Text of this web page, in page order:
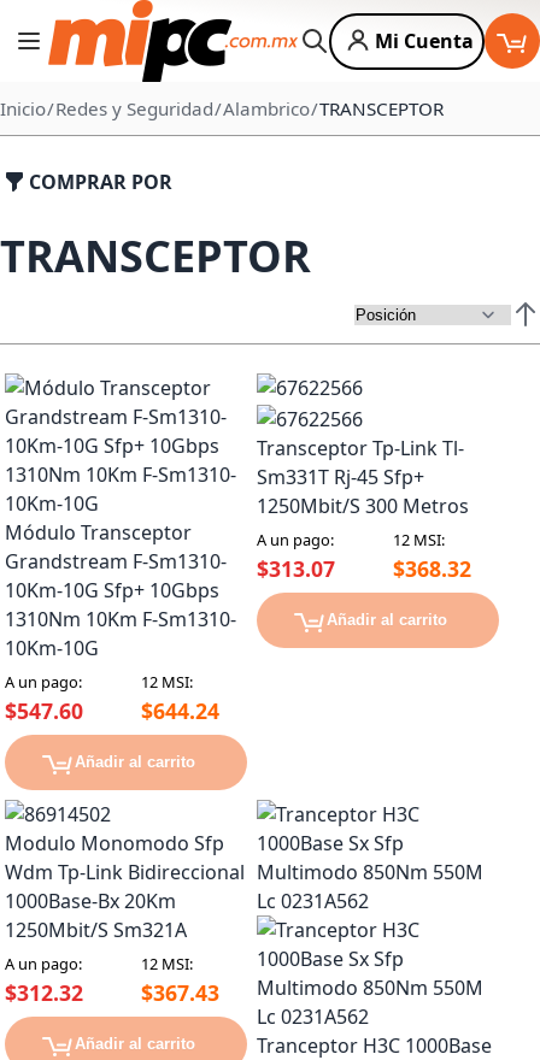
Cambiar Nav
Buscar
Mi Cuenta
Inicio Redes y Seguridad Alambrico TRANSCEPTOR
COMPRAR POR
TRANSCEPTOR
Módulo Transceptor
Grandstream F-Sm1310-
10Km-10G Sfp+ 10Gbps
1310Nm 10Km F-Sm1310-
10Km-10G
A un pago: 12 MSI:
$547.60 $644.24
Añadir al carrito
Transceptor Tp-Link Tl-
Sm331T Rj-45 Sfp+
1250Mbit/S 300 Metros
A un pago: 12 MSI:
$313.07 $368.32
Añadir al carrito
Modulo Monomodo Sfp
Wdm Tp-Link Bidireccional
1000Base-Bx 20Km
1250Mbit/S Sm321A
A un pago: 12 MSI:
$312.32 $367.43
Añadir al carrito
Tranceptor H3C 1000Base